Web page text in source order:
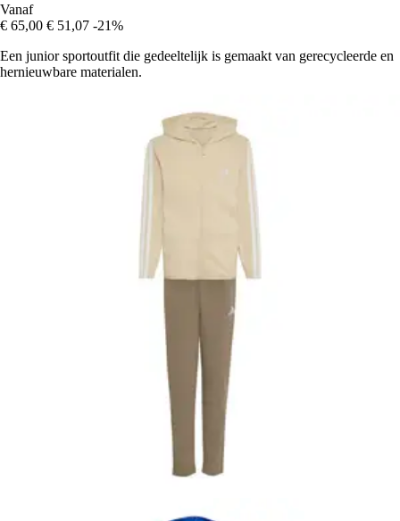
Vanaf
€ 65,00 € 51,07 -21%
Een junior sportoutfit die gedeeltelijk is gemaakt van gerecycleerde en
hernieuwbare materialen.